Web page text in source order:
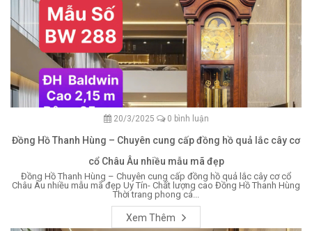
20/3/2025 0 bình luận
Đồng Hồ Thanh Hùng – Chuyên cung cấp đồng hồ quả lắc cây cơ
cổ Châu Âu nhiều mẫu mã đẹp
Đồng Hồ Thanh Hùng – Chuyên cung cấp đồng hồ quả lắc cây cơ cổ
Châu Âu nhiều mẫu mã đẹp Uy Tín- Chất lượng cao Đồng Hồ Thanh Hùng
Thời trang phong cá...
Xem Thêm